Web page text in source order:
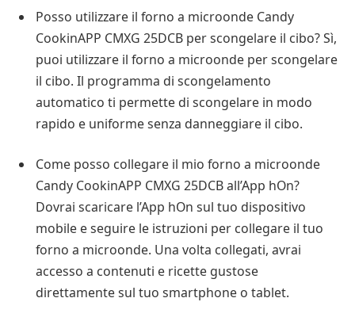
Posso utilizzare il forno a microonde Candy
CookinAPP CMXG 25DCB per scongelare il cibo? Sì,
puoi utilizzare il forno a microonde per scongelare
il cibo. Il programma di scongelamento
automatico ti permette di scongelare in modo
rapido e uniforme senza danneggiare il cibo.
Come posso collegare il mio forno a microonde
Candy CookinAPP CMXG 25DCB all’App hOn?
Dovrai scaricare l’App hOn sul tuo dispositivo
mobile e seguire le istruzioni per collegare il tuo
forno a microonde. Una volta collegati, avrai
accesso a contenuti e ricette gustose
direttamente sul tuo smartphone o tablet.